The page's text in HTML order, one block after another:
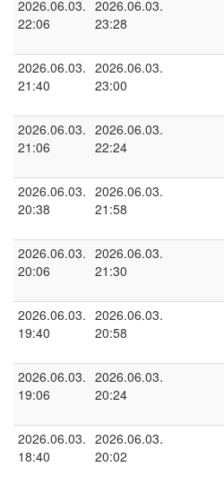
2026.06.03.
22:06
2026.06.03.
23:28
2026.06.03.
21:40
2026.06.03.
23:00
2026.06.03.
21:06
2026.06.03.
22:24
2026.06.03.
20:38
2026.06.03.
21:58
2026.06.03.
20:06
2026.06.03.
21:30
2026.06.03.
19:40
2026.06.03.
20:58
2026.06.03.
19:06
2026.06.03.
20:24
2026.06.03.
18:40
2026.06.03.
20:02